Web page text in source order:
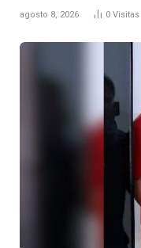
agosto 8, 2026 0 Visitas